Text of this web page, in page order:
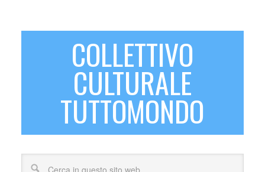
COLLETTIVO
CULTURALE
TUTTOMONDO